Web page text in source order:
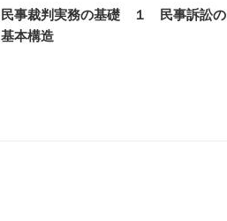
稿
ナ
去
の
民事裁判実務の基礎 １ 民事訴訟の
基本構造